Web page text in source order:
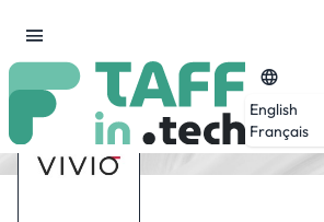
English
Français